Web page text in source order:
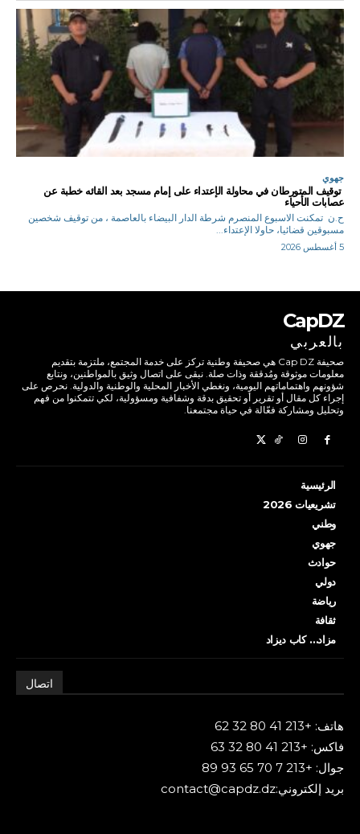
جهوي
توقيف المتورطان في محاولة الإعتداء على إمام مسجد بعد القائه خطبة عن
عصابات الأحياء
ح.ن تمكنت الاسبوع المنصرم شرطة الدار البيضاء بالعاصمة ، من توقيف شخصين
مسبوقين قضائيا، حاولا الإعتداء...
5 أغسطس 2026
CapDZ
بالعربي
صحيفة Cap DZ هي صحيفة وطنية تركز على خدمة المجتمع، ملتزمة بتقديم
معلومات موثوقة ومُدققة وذات صلة. نبقى على اتصال وثيق بالمواطنين، ونتابع
شؤونهم واهتماماتهم اليومية، ونغطي الأخبار المحلية والوطنية والدولية. نحرص على
إجراء كل مقال أو تقرير أو تحقيق بدقة وشفافية ومسؤولية، لكي تتمكنوا من فهم
وتحليل ومشاركة فعّالة في حياة مجتمعنا.
الرئيسية
تشريعيات 2026
وطني
جهوي
حوادث
دولي
رياضة
ثقافة
مزاد… كاب ديزاد
اتصال
هاتف: +213 41 80 32 62
فاكس: +213 41 80 32 63
جوال: +213 7 70 65 93 89
بريد إلكتروني:contact@capdz.dz